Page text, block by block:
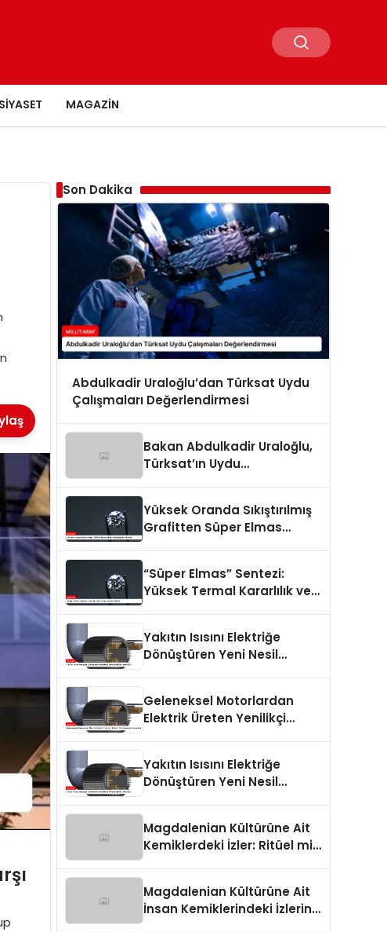
SIYASET MAGAZIN
Son Dakika
Abdulkadir Uraloğlu’dan Türksat Uydu
Çalışmaları Değerlendirmesi
Bakan Abdulkadir Uraloğlu,
Türksat’ın Uydu
Yüksek Oranda Sıkıştırılmış
Grafitten Süper Elmas
“Süper Elmas” Sentezi:
Yüksek Termal Kararlılık ve
Yakıtın Isısını Elektriğe
Dönüştüren Yeni Nesil
Geleneksel Motorlardan
Elektrik Üreten Yenilikçi
Yakıtın Isısını Elektriğe
Dönüştüren Yeni Nesil
Magdalenian Kültürüne Ait
Kemiklerdeki İzler: Ritüel mi,
Magdalenian Kültürüne Ait
İnsan Kemiklerindeki İzlerin